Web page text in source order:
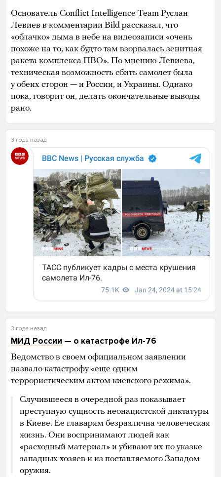
Основатель Conflict Intelligence Team Руслан
Левиев в комментарии Bild рассказал, что
«облачко» дыма в небе на видеозаписи «очень
похоже на то, как будто там взорвалась зенитная
ракета комплекса ПВО». По мнению Левиева,
техническая возможность сбить самолет была
у обеих сторон — и России, и Украины. Однако
пока, говорит он, делать окончательные выводы
рано.
3 года назад
3 года назад
МИД России — о катастрофе Ил-76
Ведомство в своем официальном заявлении
назвало катастрофу «еще одним
террористическим актом киевского режима».
Случившееся в очередной раз показывает
преступную сущность неонацистской диктатуры
в Киеве. Ее главарям безразлична человеческая
жизнь. Они воспринимают людей как
«расходный материал» и убивают их по указке
западных хозяев и из поставляемого Западом
оружия.